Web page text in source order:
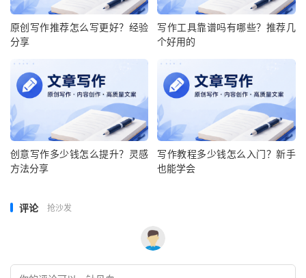
原创写作推荐怎么写更好？经验
分享
写作工具靠谱吗有哪些？推荐几
个好用的
创意写作多少钱怎么提升？灵感
方法分享
写作教程多少钱怎么入门？新手
也能学会
评论 抢沙发